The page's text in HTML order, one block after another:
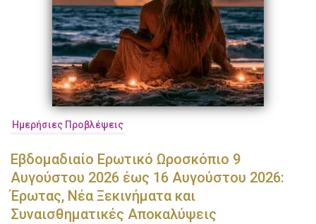
Ημερήσιες Προβλέψεις
Εβδομαδιαίο Ερωτικό Ωροσκόπιο 9
Αυγούστου 2026 έως 16 Αυγούστου 2026:
Έρωτας, Νέα Ξεκινήματα και
Συναισθηματικές Αποκαλύψεις